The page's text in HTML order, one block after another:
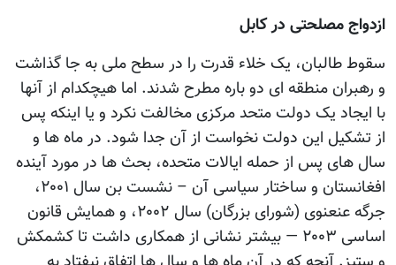
ازدواج مصلحتی در کابل
سقوط طالبان، یک خلاء قدرت را در سطح ملی به جا گذاشت
و رهبران منطقه ای دو باره مطرح شدند. اما هیچکدام از آنها
با ایجاد یک دولت متحد مرکزی مخالفت نکرد و یا اینکه پس
از تشکیل این دولت نخواست از آن جدا شود. در ماه ها و
سال های پس از حمله ایالات متحده، بحث ها در مورد آینده
افغانستان و ساختار سیاسی آن – نشست بن سال ۲۰۰۱،
جرگه عنعنوی (شورای بزرگان) سال ۲۰۰۲، و همایش قانون
اساسی ۲۰۰۳ — بیشتر نشانی از همکاری داشت تا کشمکش